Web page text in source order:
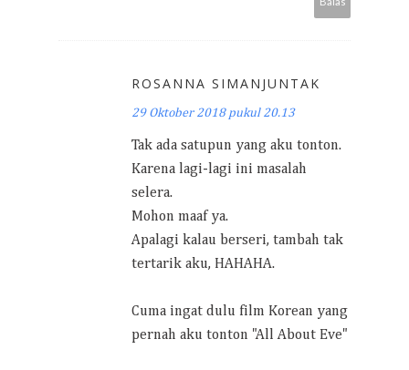
ROSANNA SIMANJUNTAK
29 Oktober 2018 pukul 20.13
Tak ada satupun yang aku tonton.
Karena lagi-lagi ini masalah
selera.
Mohon maaf ya.
Apalagi kalau berseri, tambah tak
tertarik aku, HAHAHA.
Cuma ingat dulu film Korean yang
pernah aku tonton "All About Eve"